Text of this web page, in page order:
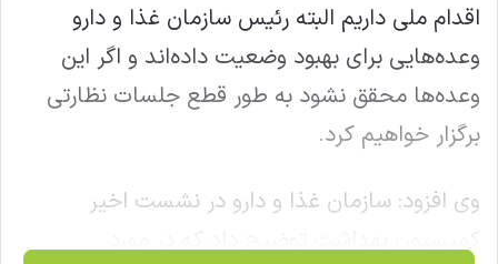
اقدام ملی داریم البته رئیس سازمان غذا و دارو
وعده‌هایی برای بهبود وضعیت داده‌اند و اگر این
وعده‌ها محقق نشود به طور قطع جلسات نظارتی
برگزار خواهیم کرد.
وی افزود: سازمان غذا و دارو در نشست اخیر